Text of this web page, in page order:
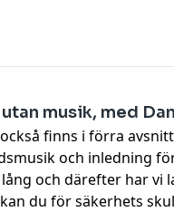
musik, med
finns i förra
och inledning
och därefter har vi
du för säkerhets